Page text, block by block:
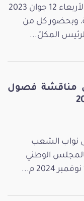
عقدت لجنة التشريع العام جلسة يوم الأربعاء 12 جوان 2023
وبحضور كل من
المكلّ...
مناقشة فصول
نواب الشعب
بالمجلس الوطني